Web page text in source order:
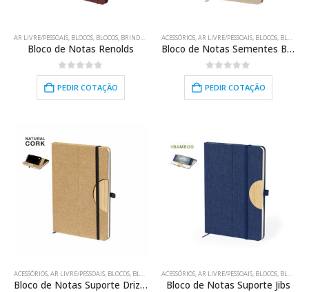
AR LIVRE/PESSOAIS, BLOCOS, BLOCOS, BRINDES PROMOCIONAIS ,ESCOLHA VERDE,REUNIÃO/ESCRITÓRIO
Bloco de Notas Renolds
0out of 5
PEDIR COTAÇÃO
ACESSÓRIOS,AR LIVRE/PESSOAIS, BLOCOS, BLOCOS
Bloco de Notas Sementes Baupres
0out of 5
PEDIR COTAÇÃO
ACESSÓRIOS,AR LIVRE/PESSOAIS, BLOCOS, BLOCOS BRINDES PROMOCIONAIS,ELECTRÓNICA/USB,
Bloco de Notas Suporte Drizax
ACESSÓRIOS,AR LIVRE/PESSOAIS, BLOCOS, BLOCOS
Bloco de Notas Suporte Jibs